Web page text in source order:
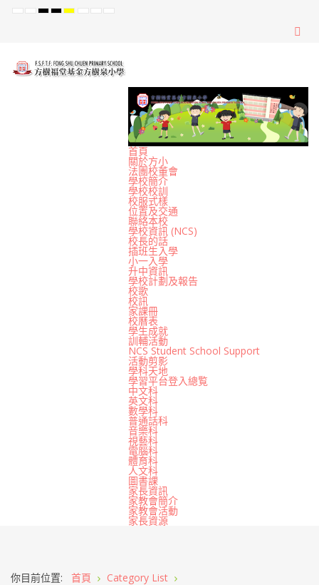
Default
NightHighHighHighSetSetSet
首頁
關於方小
法團校董會
學校簡介
學校校訓
校服式樣
位置及交通
聯絡本校
學校資訊 (NCS)
校長的話
插班生入學
小一入學
升中資訊
學校計劃及報告
校歌
校訊
家課冊
校曆表
學生成就
訓輔活動
NCS Student School Support
活動剪影
學科天地
學習平台登入總覧
中文科
英文科
數學科
普通話科
音樂科
視藝科
電腦科
體育科
人文科
圖書課
家長資訊
家教會簡介
家教會活動
家長資源
你目前位置: 首頁
Category List